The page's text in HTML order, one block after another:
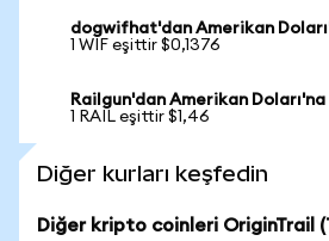
dogwifhat'dan Amerikan
1 WIF eşittir $0,1376
Railgun'dan Amerikan Doları'na
1 RAIL eşittir $1,46
Diğer kurları keşfedin
Diğer kripto coinleri OriginTrail